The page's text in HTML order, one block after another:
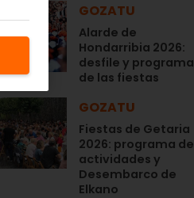
GOZATU
Alarde de
Hondarribia 2026:
desfile y programa
de las fiestas
GOZATU
Fiestas de Getaria
2026: programa de
actividades y
Desembarco de
Elkano